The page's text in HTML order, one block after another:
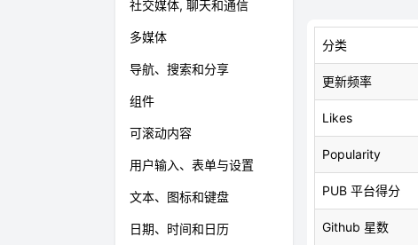
社交媒体, 聊天和通信
多媒体
导航、搜索和分享
组件
可滚动内容
用户输入、表单与设置
文本、图标和键盘
日期、时间和日历
分类
更新频率
Likes
Popularity
PUB 平台得分
Github 星数